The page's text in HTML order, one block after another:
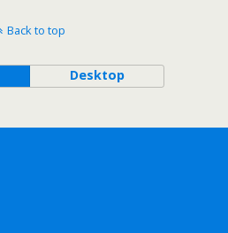
Back to top
Desktop